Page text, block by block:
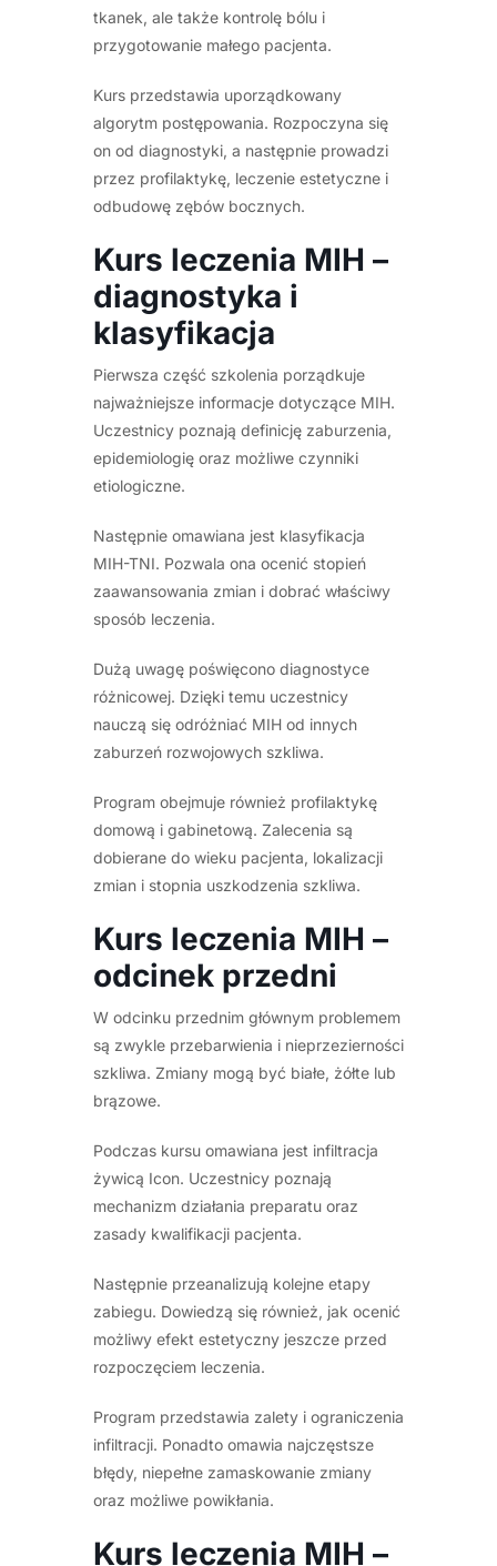
tkanek, ale także kontrolę bólu i
przygotowanie małego pacjenta.
Kurs przedstawia uporządkowany
algorytm postępowania. Rozpoczyna się
on od diagnostyki, a następnie prowadzi
przez profilaktykę, leczenie estetyczne i
odbudowę zębów bocznych.
Kurs leczenia MIH –
diagnostyka i
klasyfikacja
Pierwsza część szkolenia porządkuje
najważniejsze informacje dotyczące MIH.
Uczestnicy poznają definicję zaburzenia,
epidemiologię oraz możliwe czynniki
etiologiczne.
Następnie omawiana jest klasyfikacja
MIH-TNI. Pozwala ona ocenić stopień
zaawansowania zmian i dobrać właściwy
sposób leczenia.
Dużą uwagę poświęcono diagnostyce
różnicowej. Dzięki temu uczestnicy
nauczą się odróżniać MIH od innych
zaburzeń rozwojowych szkliwa.
Program obejmuje również profilaktykę
domową i gabinetową. Zalecenia są
dobierane do wieku pacjenta, lokalizacji
zmian i stopnia uszkodzenia szkliwa.
Kurs leczenia MIH –
odcinek przedni
W odcinku przednim głównym problemem
są zwykle przebarwienia i nieprzezierności
szkliwa. Zmiany mogą być białe, żółte lub
brązowe.
Podczas kursu omawiana jest infiltracja
żywicą Icon. Uczestnicy poznają
mechanizm działania preparatu oraz
zasady kwalifikacji pacjenta.
Następnie przeanalizują kolejne etapy
zabiegu. Dowiedzą się również, jak ocenić
możliwy efekt estetyczny jeszcze przed
rozpoczęciem leczenia.
Program przedstawia zalety i ograniczenia
infiltracji. Ponadto omawia najczęstsze
błędy, niepełne zamaskowanie zmiany
oraz możliwe powikłania.
Kurs leczenia MIH –